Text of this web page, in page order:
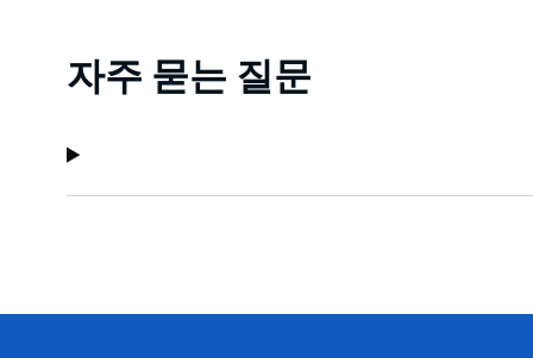
자주 묻는 질문